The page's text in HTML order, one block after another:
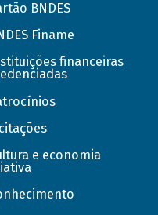
BNDES
Finame
financeiras
e economia